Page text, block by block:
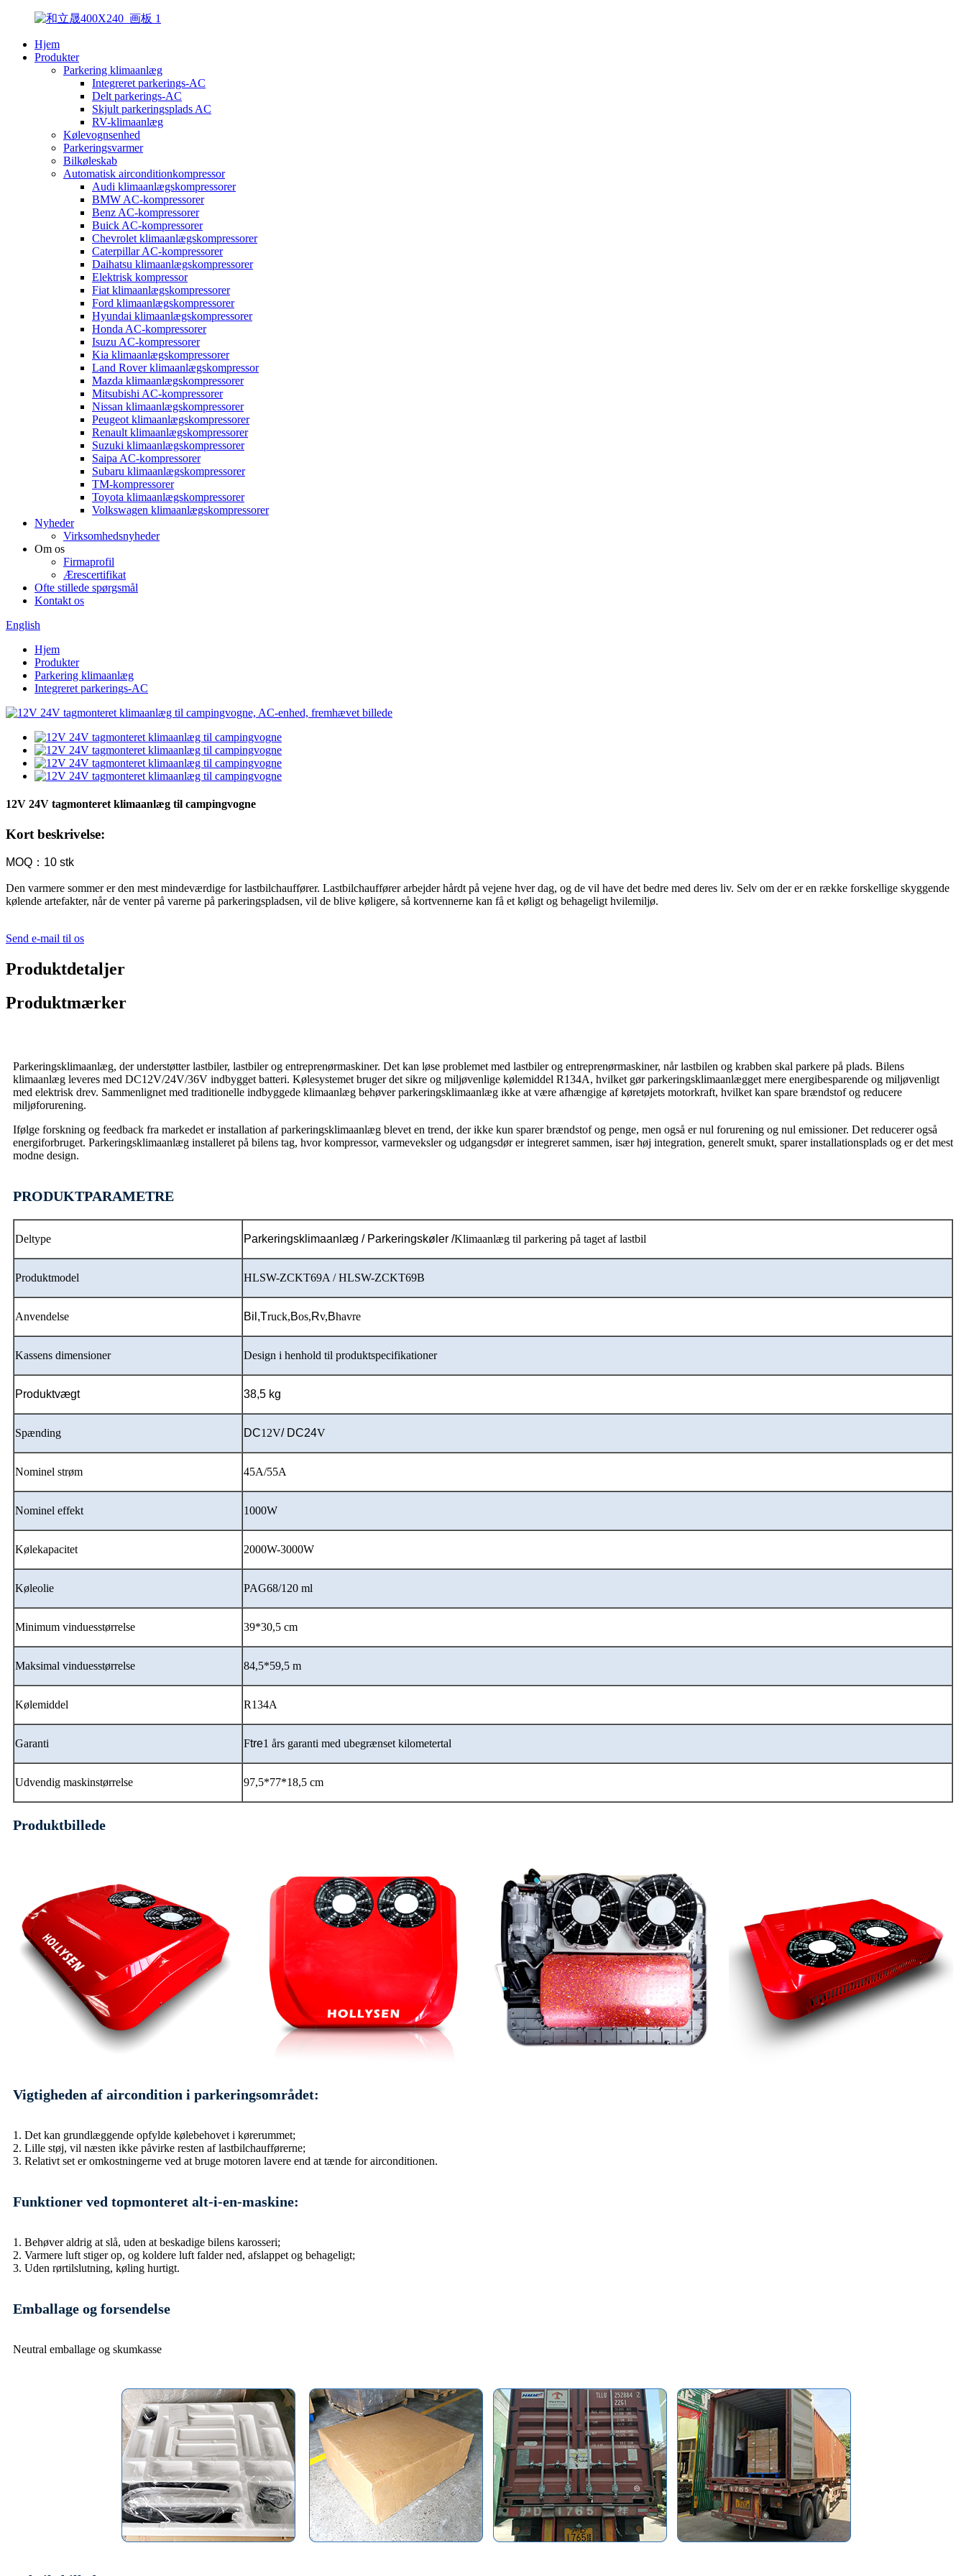
Hjem
Produkter
Parkering klimaanlæg
Integreret parkerings-AC
Delt parkerings-AC
Skjult parkeringsplads AC
RV-klimaanlæg
Kølevognsenhed
Parkeringsvarmer
Bilkøleskab
Automatisk airconditionkompressor
Audi klimaanlægskompressorer
BMW AC-kompressorer
Benz AC-kompressorer
Buick AC-kompressorer
Chevrolet klimaanlægskompressorer
Caterpillar AC-kompressorer
Daihatsu klimaanlægskompressorer
Elektrisk kompressor
Fiat klimaanlægskompressorer
Ford klimaanlægskompressorer
Hyundai klimaanlægskompressorer
Honda AC-kompressorer
Isuzu AC-kompressorer
Kia klimaanlægskompressorer
Land Rover klimaanlægskompressor
Mazda klimaanlægskompressorer
Mitsubishi AC-kompressorer
Nissan klimaanlægskompressorer
Peugeot klimaanlægskompressorer
Renault klimaanlægskompressorer
Suzuki klimaanlægskompressorer
Saipa AC-kompressorer
Subaru klimaanlægskompressorer
TM-kompressorer
Toyota klimaanlægskompressorer
Volkswagen klimaanlægskompressorer
Nyheder
Virksomhedsnyheder
Om os
Firmaprofil
Ærescertifikat
Ofte stillede spørgsmål
Kontakt os
English
Hjem
Produkter
Parkering klimaanlæg
Integreret parkerings-AC
12V 24V tagmonteret klimaanlæg til campingvogne
Kort beskrivelse:
MOQ：10 stk
Den varmere sommer er den mest mindeværdige for lastbilchauffører. Lastbilchauffører arbejder hårdt på vejene hver dag, og de vil have det bedre med deres liv. Selv om der er en række forskellige skyggende
kølende artefakter, når de venter på varerne på parkeringspladsen, vil de blive køligere, så kortvennerne kan få et køligt og behageligt hvilemiljø.
Send e-mail til os
Produktdetaljer
Produktmærker
Parkeringsklimaanlæg, der understøtter lastbiler, lastbiler og entreprenørmaskiner. Det kan løse problemet med lastbiler og entreprenørmaskiner, når lastbilen og krabben skal parkere på plads. Bilens
klimaanlæg leveres med DC12V/24V/36V indbygget batteri. Kølesystemet bruger det sikre og miljøvenlige kølemiddel R134A, hvilket gør parkeringsklimaanlægget mere energibesparende og miljøvenligt
med elektrisk drev. Sammenlignet med traditionelle indbyggede klimaanlæg behøver parkeringsklimaanlæg ikke at være afhængige af køretøjets motorkraft, hvilket kan spare brændstof og reducere
miljøforurening.
Ifølge forskning og feedback fra markedet er installation af parkeringsklimaanlæg blevet en trend, der ikke kun sparer brændstof og penge, men også er nul forurening og nul emissioner. Det reducerer også
energiforbruget. Parkeringsklimaanlæg installeret på bilens tag, hvor kompressor, varmeveksler og udgangsdør er integreret sammen, især høj integration, generelt smukt, sparer installationsplads og er det mest
modne design.
PRODUKTPARAMETRE
Deltype Parkeringsklimaanlæg / Parkeringskøler /Klimaanlæg til parkering på taget af lastbil
Produktmodel HLSW-ZCKT69A / HLSW-ZCKT69B
Anvendelse Bil,Truck,Bos,Rv,Bhavre
Kassens dimensioner Design i henhold til produktspecifikationer
Produktvægt 38,5 kg
Spænding DC12V/ DC24V
Nominel strøm 45A/55A
Nominel effekt 1000W
Kølekapacitet 2000W-3000W
Køleolie PAG68/120 ml
Minimum vinduesstørrelse 39*30,5 cm
Maksimal vinduesstørrelse 84,5*59,5 m
Kølemiddel R134A
Garanti Ftre1 års garanti med ubegrænset kilometertal
Udvendig maskinstørrelse 97,5*77*18,5 cm
Produktbillede
Vigtigheden af ​​aircondition i parkeringsområdet:
1. Det kan grundlæggende opfylde kølebehovet i kørerummet;
2. Lille støj, vil næsten ikke påvirke resten af ​​lastbilchaufførerne;
3. Relativt set er omkostningerne ved at bruge motoren lavere end at tænde for airconditionen.
Funktioner ved topmonteret alt-i-en-maskine:
1. Behøver aldrig at slå, uden at beskadige bilens karosseri;
2. Varmere luft stiger op, og koldere luft falder ned, afslappet og behageligt;
3. Uden rørtilslutning, køling hurtigt.
Emballage og forsendelse
Neutral emballage og skumkasse